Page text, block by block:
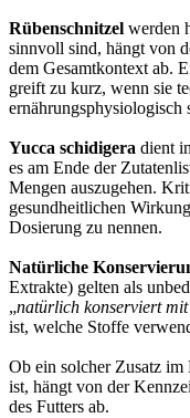
Rübenschnitzel werden
sinnvoll sind, hängt von
dem Gesamtkontext ab.
greift zu kurz, wenn sie
ernährungsphysiologisch
Yucca schidigera dient
es am Ende der
Mengen auszugehen.
gesundheitlichen
Dosierung zu nennen.
Natürliche
Extrakte) gelten als
„natürlich konserviert
ist, welche Stoffe
Ob ein solcher Zusatz
ist, hängt von der
des Futters ab.